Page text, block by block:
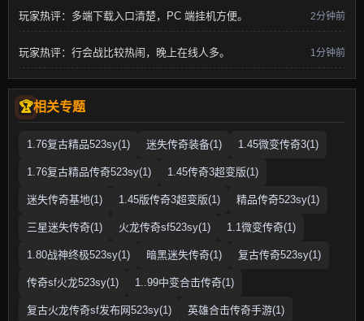
玩家热评：多端下载入口清楚，PC 端挂机方便。 2分钟前
玩家热评：行会战比较热闹，晚上在线人多。 1分钟前
相关专题
1.76复古精品523sy(1) 迷失传奇装备(1) 1.45微变传奇3(1)
1.76复古精品传奇523sy(1) 1.45传奇3超变版(1)
迷失传奇基地(1) 1.45版传奇3超变版(1) 精品传奇523sy(1)
三星迷失传奇(1) 火龙传奇sf523sy(1) 1.1微变传奇(1)
1.80战神终极523sy(1) 暗黑迷失传奇(1) 复古传奇523sy(1)
传奇sf火龙523sy(1) 1..99中变合击传奇(1)
复古火龙传奇sf发布网523sy(1) 英雄合击传奇手游(1)